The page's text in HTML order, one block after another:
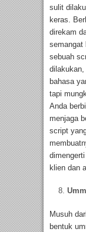
sulit
keras.
direkam
semangat
sebuah
bahasa
tapi
Anda
menjaga
script
klien dan
Musuh
bentuk